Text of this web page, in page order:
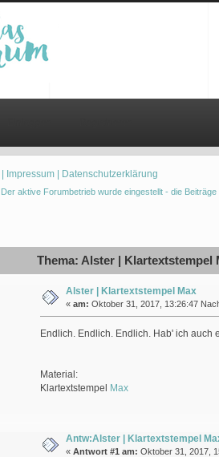
| Impressum | Datenschutzerklärung
Der aktive Forumbetrieb wurde eingestellt - die
Thema: Alster | Klartextstempel
Alster | Klartextstempel Max
« am: Oktober 31, 2017, 13:26:47
Endlich. Endlich. Endlich. Hab' ich auch
Material:
Klartextstempel Max
Antw:Alster | Klartextstempel
« Antwort #1 am: Oktober 31, 2017,